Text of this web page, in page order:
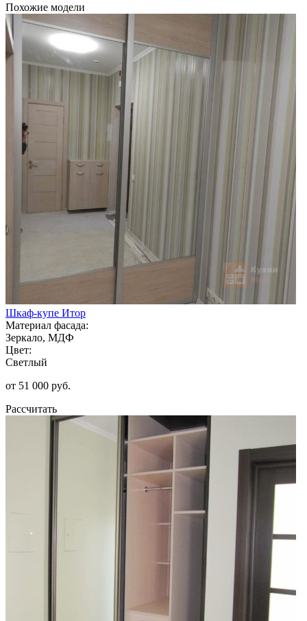
Похожие модели
Шкаф-купе Итор
Материал фасада:
Зеркало, МДФ
Цвет:
Светлый
от 51 000 руб.
Рассчитать